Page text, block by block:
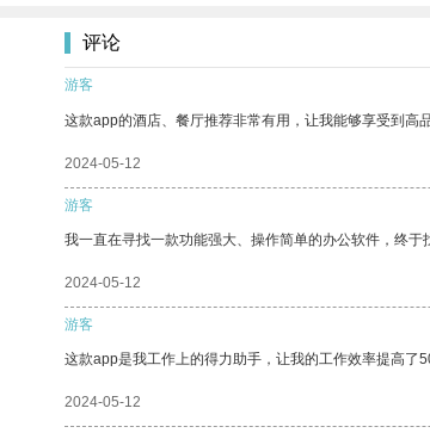
评论
游客
这款app的酒店、餐厅推荐非常有用，让我能够享受到高
2024-05-12
游客
我一直在寻找一款功能强大、操作简单的办公软件，终
2024-05-12
游客
这款app是我工作上的得力助手，让我的工作效率提高了
2024-05-12